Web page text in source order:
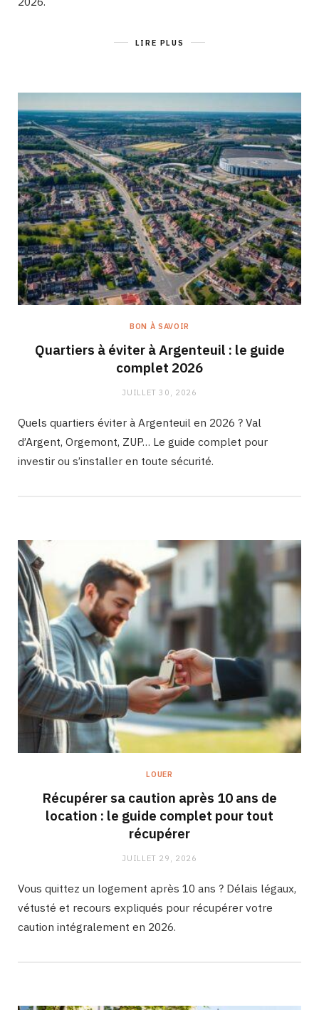
LIRE PLUS
BON À SAVOIR
Quartiers à éviter à Argenteuil : le guide
complet 2026
JUILLET 30, 2026
Quels quartiers éviter à Argenteuil en 2026 ? Val
d’Argent, Orgemont, ZUP… Le guide complet pour
investir ou s’installer en toute sécurité.
LOUER
Récupérer sa caution après 10 ans de
location : le guide complet pour tout
récupérer
JUILLET 29, 2026
Vous quittez un logement après 10 ans ? Délais légaux,
vétusté et recours expliqués pour récupérer votre
caution intégralement en 2026.